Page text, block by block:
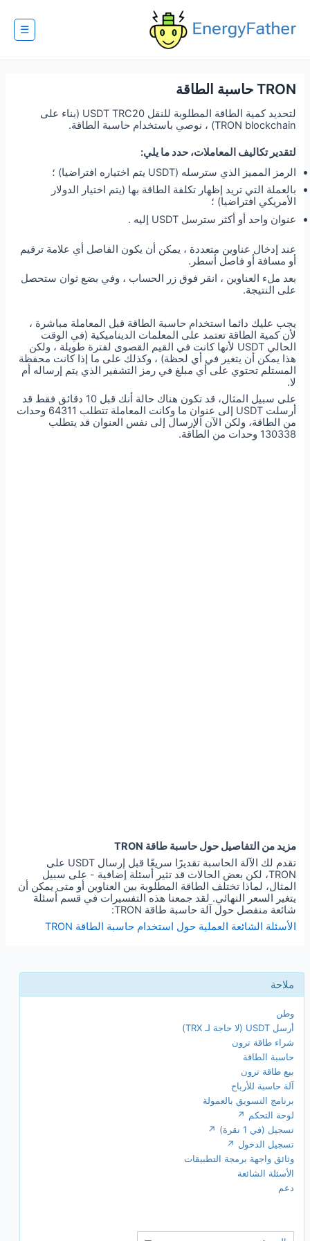
content
☰
TRON حاسبة الطاقة
لتحديد كمية الطاقة المطلوبة للنقل USDT TRC20 (بناء على
TRON blockchain) ، نوصي باستخدام حاسبة الطاقة.
لتقدير تكاليف المعاملات، حدد ما يلي:
الرمز المميز الذي سترسله (USDT يتم اختياره افتراضيا) ؛
بالعملة التي تريد إظهار تكلفة الطاقة بها (يتم اختيار الدولار
الأمريكي افتراضيا) ؛
عنوان واحد أو أكثر سترسل USDT إليه .
عند إدخال عناوين متعددة ، يمكن أن يكون الفاصل أي علامة ترقيم
أو مسافة أو فاصل أسطر.
بعد ملء العناوين ، انقر فوق زر الحساب ، وفي بضع ثوان ستحصل
على النتيجة.
يجب عليك دائما استخدام حاسبة الطاقة قبل المعاملة مباشرة ،
لأن كمية الطاقة تعتمد على المعلمات الديناميكية (في الوقت
الحالي USDT لأنها كانت في القيم القصوى لفترة طويلة ، ولكن
هذا يمكن أن يتغير في أي لحظة) ، وكذلك على ما إذا كانت محفظة
المستلم تحتوي على أي مبلغ في رمز التشفير الذي يتم إرساله أم
لا.
على سبيل المثال، قد تكون هناك حالة أنك قبل 10 دقائق فقط قد
أرسلت USDT إلى عنوان ما وكانت المعاملة تتطلب 64311 وحدات
من الطاقة، ولكن الآن الإرسال إلى نفس العنوان قد يتطلب
130338 وحدات من الطاقة.
مزيد من التفاصيل حول حاسبة طاقة TRON
تقدم لك الآلة الحاسبة تقديرًا سريعًا قبل إرسال USDT على
TRON، لكن بعض الحالات قد تثير أسئلة إضافية - على سبيل
المثال، لماذا تختلف الطاقة المطلوبة بين العناوين أو متى يمكن أن
يتغير السعر النهائي. لقد جمعنا هذه التفسيرات في قسم أسئلة
شائعة منفصل حول آلة حاسبة طاقة TRON:
الأسئلة الشائعة العملية حول استخدام حاسبة الطاقة TRON
وطن
أرسل USDT (لا حاجة لـ TRX)
شراء طاقة ترون
حاسبة الطاقة
بيع طاقة ترون
آلة حاسبة للأرباح
برنامج التسويق بالعمولة
لوحة التحكم ↗
تسجيل (في 1 نقرة) ↗
تسجيل الدخول ↗
وثائق واجهة برمجة التطبيقات
الأسئلة الشائعة
دعم